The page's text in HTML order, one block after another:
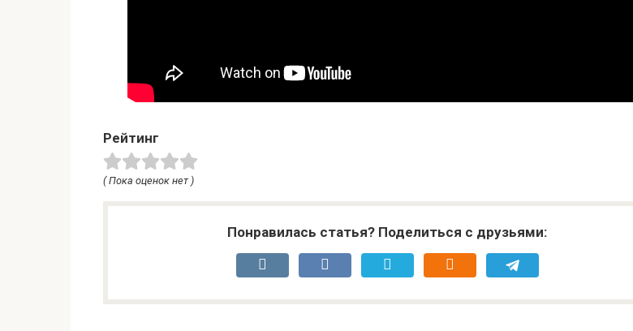
Рейтинг
( Пока оценок нет )
Понравилась статья? Поделиться с друзьями: